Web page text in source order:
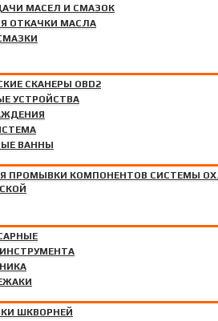
МАСЕЛ И СМАЗОК
ОТКАЧКИ МАСЛА
СХОЖДЕНИЯ
СКАНЕРЫ OBD2
УСТРОЙСТВА
ВАННЫ
КОНДИЦИОНЕРОВ
ПРОМЫВКИ КОМПОНЕНТОВ СИСТЕМЫ
МАСЛЕ
ШКВОРНЕЙ